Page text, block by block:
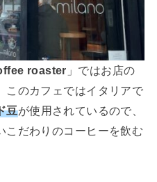
roaster 」ではお店の
このカフェではイタリアで
豆が使用されているので、
こだわりのコーヒーを飲む